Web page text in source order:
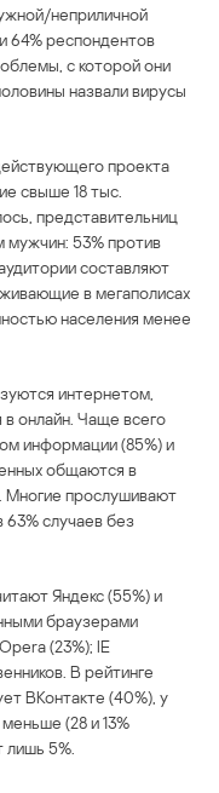
неприличной
64% респондентов
с которой они
назвали вирусы
проекта
свыше 18 тыс.
представительниц
мужчин: 53% против
составляют
в мегаполисах
населения менее
интернетом,
в онлайн. Чаще всего
информации (85%) и
общаются в
Многие прослушивают
63% случаев без
Яндекс (55%) и
браузерами
(23%); IE
В рейтинге
ВКонтакте (40%), у
(28 и 13%
5%.